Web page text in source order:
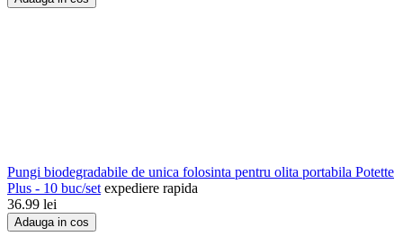
Pungi biodegradabile de unica folosinta pentru olita portabila Potette
Plus - 10 buc/set expediere rapida
36.99 lei
Adauga in cos